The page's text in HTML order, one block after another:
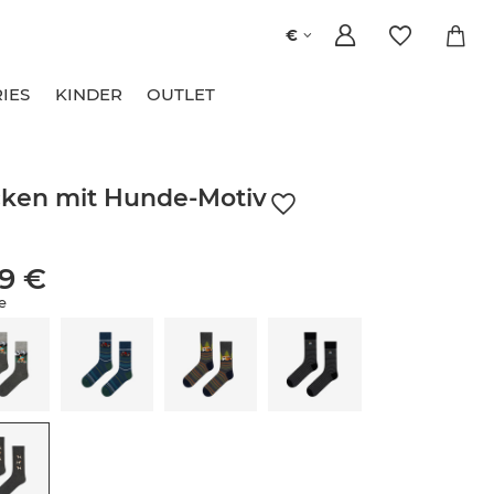
€
KINDER OUTLET
mit Hunde-Motiv
€